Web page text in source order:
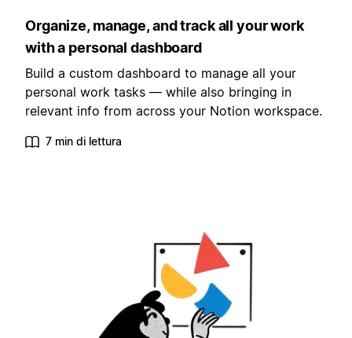
Organize, manage, and track all your work
with a personal dashboard
Build a custom dashboard to manage all your
personal work tasks — while also bringing in
relevant info from across your Notion workspace.
7 min di lettura